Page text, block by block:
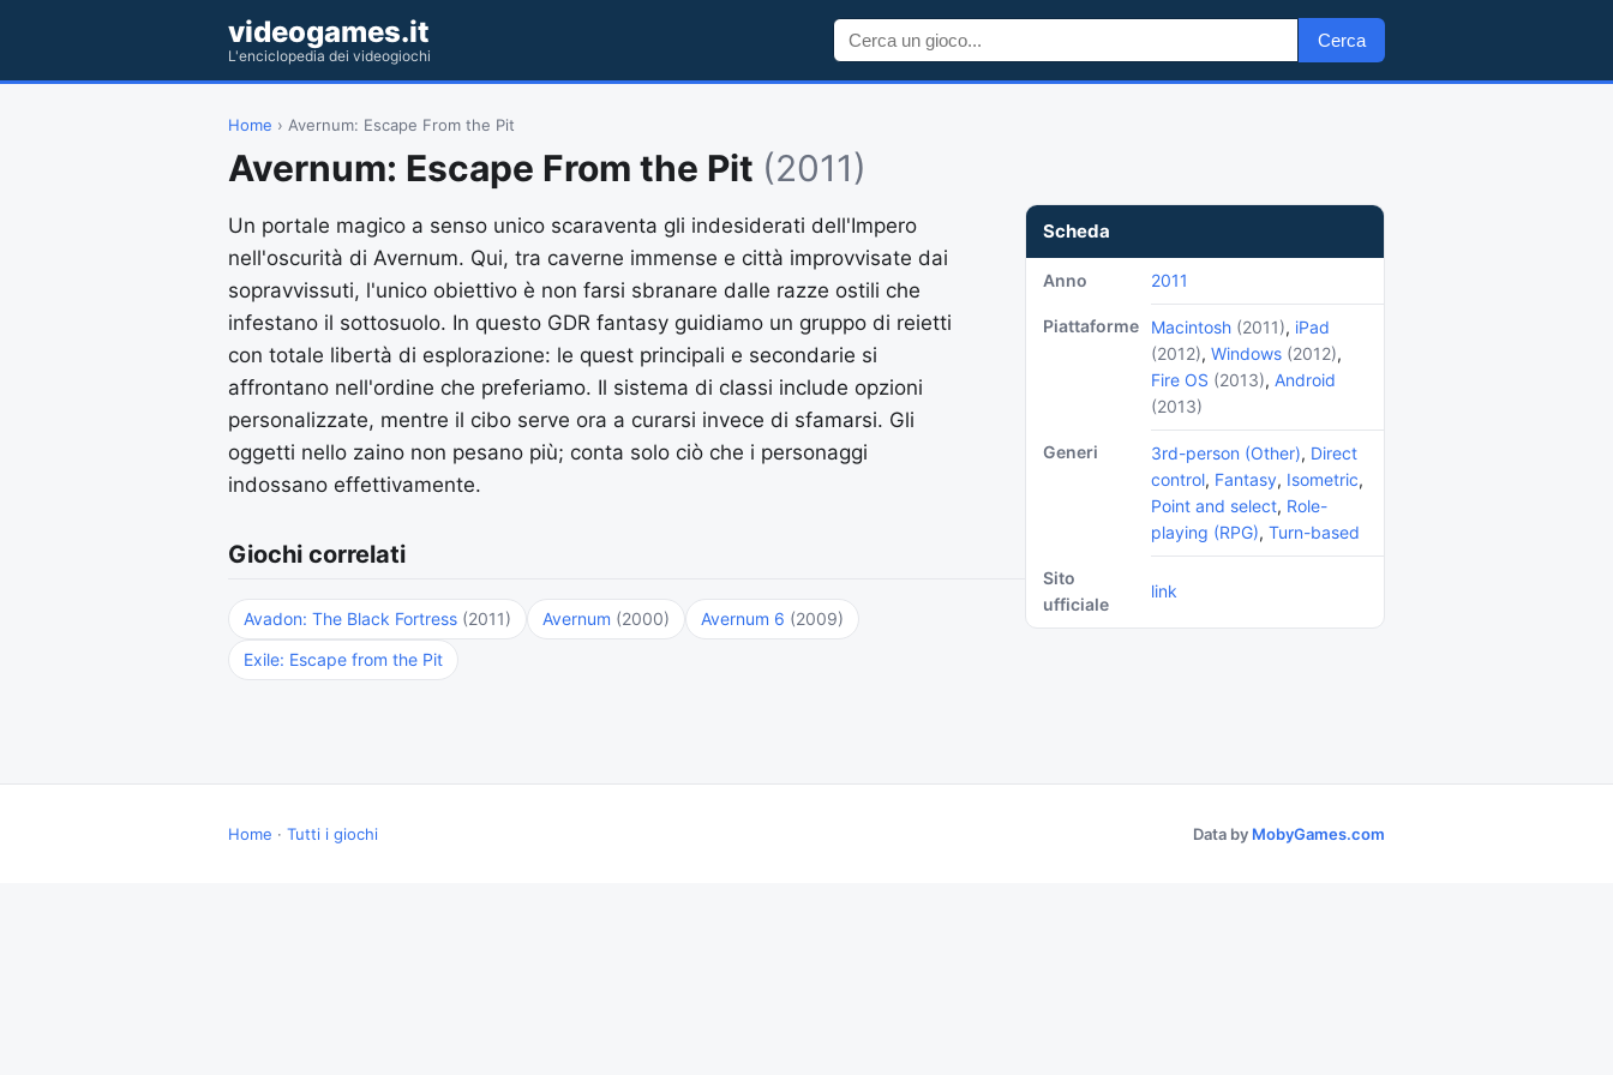
videogames.it
L'enciclopedia dei videogiochi
Cerca
Home › Avernum: Escape From the Pit
Avernum: Escape From the Pit (2011)
Scheda
Anno 2011
Piattaforme Macintosh (2011), iPad
(2012), Windows (2012),
Fire OS (2013), Android
(2013)
Generi 3rd-person (Other), Direct
control, Fantasy, Isometric,
Point and select, Role-
playing (RPG), Turn-based
Sito
ufficiale
link
Un portale magico a senso unico scaraventa gli indesiderati dell'Impero
nell'oscurità di Avernum. Qui, tra caverne immense e città improvvisate dai
sopravvissuti, l'unico obiettivo è non farsi sbranare dalle razze ostili che
infestano il sottosuolo. In questo GDR fantasy guidiamo un gruppo di reietti
con totale libertà di esplorazione: le quest principali e secondarie si
affrontano nell'ordine che preferiamo. Il sistema di classi include opzioni
personalizzate, mentre il cibo serve ora a curarsi invece di sfamarsi. Gli
oggetti nello zaino non pesano più; conta solo ciò che i personaggi
indossano effettivamente.
Giochi correlati
Avadon: The Black Fortress (2011) Avernum (2000) Avernum 6 (2009)
Exile: Escape from the Pit
Home · Tutti i giochi Data by MobyGames.com